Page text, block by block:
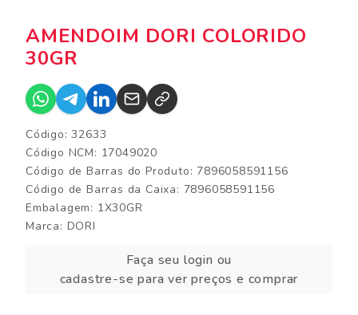
AMENDOIM DORI COLORIDO
30GR
Código: 32633
Código NCM: 17049020
Código de Barras do Produto: 7896058591156
Código de Barras da Caixa: 7896058591156
Embalagem: 1X30GR
Marca: DORI
Faça seu login ou
cadastre-se para ver preços e comprar